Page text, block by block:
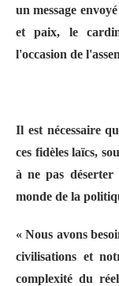
un message
et paix, le
l'occasion de
Il est nécessaire
ces fidèles laïcs,
à ne pas déserter
monde de la
« Nous avons
civilisations et
complexité du